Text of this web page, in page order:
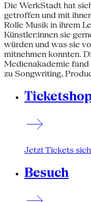
Die WerkStadt hat
getroffen und mit
Rolle Musik in ihrem
Künstler:innen sie
würden und was sie
mitnehmen konnten.
Medienakademie
zu Songwriting,
Jetzt Tickets
Besuch